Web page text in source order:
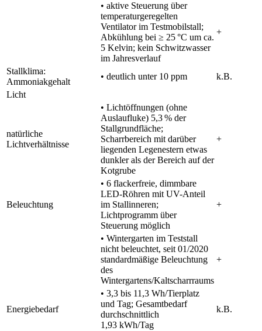
• aktive Steuerung über
temperaturgeregelten
Ventilator im Testmobilstall;
Abkühlung bei ≥ 25 °C um ca.
5 Kelvin; kein Schwitzwasser
im Jahresverlauf
+
Stallklima:
Ammoniakgehalt
• deutlich unter 10 ppm
k.B.
Licht
natürliche
Lichtverhältnisse
• Lichtöffnungen (ohne
Auslaufluke) 5,3 % der
Stallgrundfläche;
Scharrbereich mit darüber
liegenden Legenestern etwas
dunkler als der Bereich auf der
Kotgrube
+
Beleuchtung
• 6 flackerfreie, dimmbare
LED-Röhren mit UV-Anteil
im Stallinneren;
Lichtprogramm über
Steuerung möglich
+
• Wintergarten im Teststall
nicht beleuchtet, seit 01/2020
standardmäßige Beleuchtung
des
Wintergartens/Kaltscharrraums
+
Energiebedarf
• 3,3 bis 11,3 Wh/Tierplatz
und Tag; Gesamtbedarf
durchschnittlich
1,93 kWh/Tag
k.B.